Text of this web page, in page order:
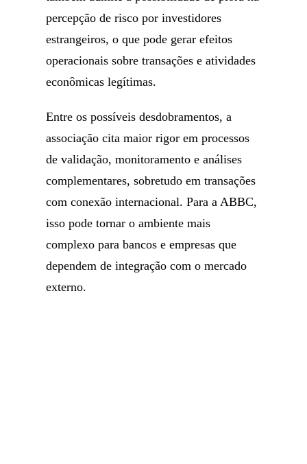
percepção de risco por investidores
estrangeiros, o que pode gerar efeitos
operacionais sobre transações e atividades
econômicas legítimas.
Entre os possíveis desdobramentos, a
associação cita maior rigor em processos
de validação, monitoramento e análises
complementares, sobretudo em transações
com conexão internacional. Para a ABBC,
isso pode tornar o ambiente mais
complexo para bancos e empresas que
dependem de integração com o mercado
externo.